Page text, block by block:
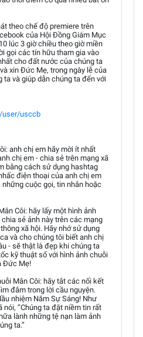
theo chế độ premiere trên
của Hội Đồng Giám Mục
lúc 3 giờ chiều theo giờ miền
gọi các tín hữu tham gia vào
cho đất nước của chúng ta
xin Đức Mẹ, trong ngày lễ của
ta và giúp dẫn chúng ta đến với
user/usccb
anh chị em hãy mời ít nhất
chị em - chia sẻ trên mạng xã
bằng cách sử dụng hashtag
điện thoại của anh chị em
cuộc gọi, tin nhắn hoặc
Côi: hãy lấy một hình ảnh
sẻ ảnh này trên các mạng
xã hội. Hãy nhớ sử dụng
và cho chúng tôi biết anh chị
- sẽ thật là đẹp khi chúng ta
kỹ thuật số với hình ảnh chuỗi
Đức Mẹ!
Mân Côi: hãy tắt các nối kết
đắm trong lời cầu nguyện.
nhiệm Năm Sự Sáng! Như
“Chúng ta đặt niềm tin rất
lành những tệ nạn làm ảnh
ta.”